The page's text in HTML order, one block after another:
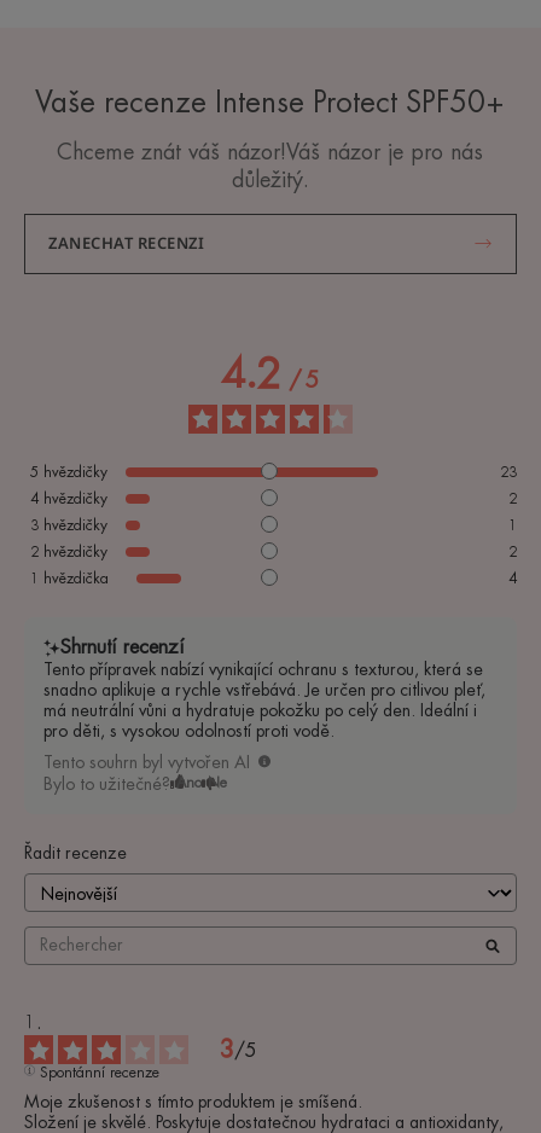
Vaše recenze Intense Protect SPF50+
Chceme znát váš názor!Váš názor je pro nás
důležitý.
ZANECHAT RECENZI
4.2 /5
5 hvězdičky
23
4 hvězdičky
2
3 hvězdičky
1
2 hvězdičky
2
1
hvězdička 4
Shrnutí recenzí
Tento přípravek nabízí vynikající ochranu s texturou, která se
snadno aplikuje a rychle vstřebává. Je určen pro citlivou pleť,
má neutrální vůni a hydratuje pokožku po celý den. Ideální i
pro děti, s vysokou odolností proti vodě.
Tento souhrn byl vytvořen AI
Bylo to užitečné? Ano Ne
Řadit recenze
3/5
Spontánní recenze
Moje zkušenost s tímto produktem je smíšená.
Složení je skvělé. Poskytuje dostatečnou hydrataci a antioxidanty,